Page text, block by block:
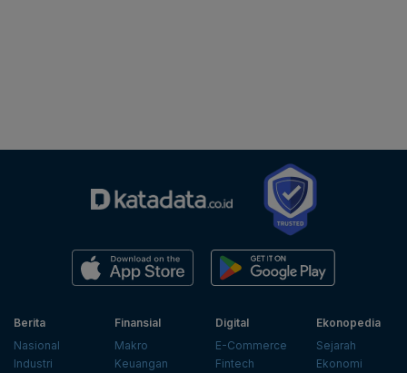
Berita
Nasional
Industri
Finansial
Makro
Keuangan
Digital
E-Commerce
Fintech
Ekonopedia
Sejarah
Ekonomi